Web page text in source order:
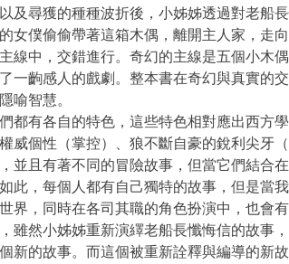
及尋獲的種種波折後，小姊姊透過對老船
女僕偷偷帶著這箱木偶，離開主人家，走向
線中，交錯進行。奇幻的主線是五個小木
一齣感人的戲劇。整本書在奇幻與真實的
喻智慧。
都有各自的特色，這些特色相對應出西方
威個性（掌控）、狼不斷自豪的銳利尖牙
並且有著不同的冒險故事，但當它們結合
此，每個人都有自己獨特的故事，但是當
界，同時在各司其職的角色扮演中，也會
雖然小姊姊重新演繹老船長懺悔信的故事
新的故事。而這個被重新詮釋與編導的新